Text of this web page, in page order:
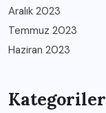
Aralık 2023
Temmuz 2023
Haziran 2023
Kategoriler